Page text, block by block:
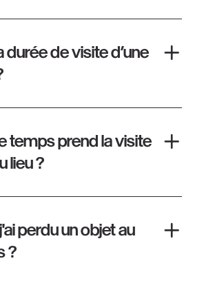
durée de visite d’une
temps prend la visite
lieu ?
perdu un objet au
?